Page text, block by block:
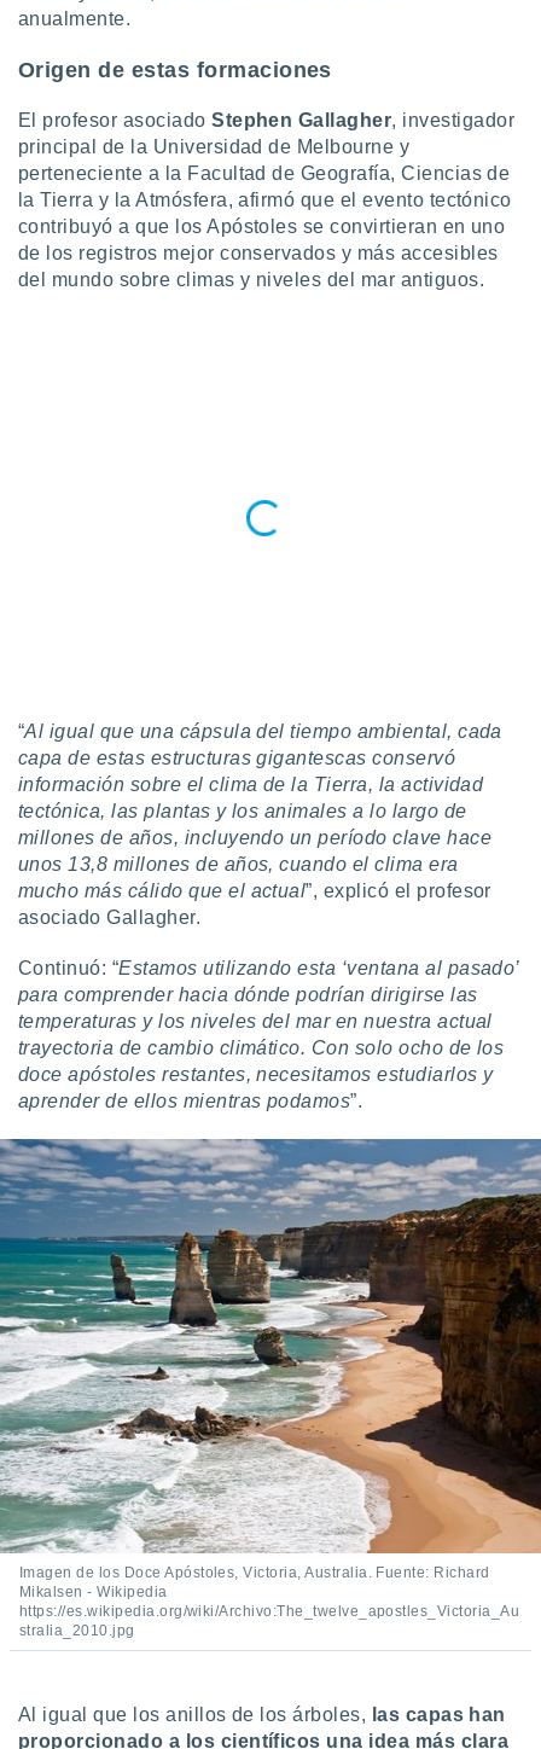
no
Puedes
acceder a
abono
datos
momento
en
en
de
un
o acceder
perfiles
utilizar
crear un
uso de
la
contenido
medir el
de la
el
de
o a través
de
de
uso de
con el
anualmente.
Origen de estas formaciones
El profesor asociadoStephen Gallagher, investigador
principal de la Universidad de Melbourne y
perteneciente a la Facultad de Geografía, Ciencias de
la Tierra y la Atmósfera, afirmó que el evento tectónico
contribuyó a que los Apóstoles se convirtieran en uno
de los registros mejor conservados y más accesibles
del mundo sobre climas y niveles del mar antiguos.
“Al igual que una cápsula del tiempo ambiental, cada
capa de estas estructuras gigantescas conservó
información sobre el clima de la Tierra, la actividad
tectónica, las plantas y los animales a lo largo de
millones de años, incluyendo un período clave hace
unos 13,8 millones de años, cuando el clima era
mucho más cálido que el actual”, explicó el profesor
asociado Gallagher.
Continuó: “Estamos utilizando esta ‘ventana al pasado’
para comprender hacia dónde podrían dirigirse las
temperaturas y los niveles del mar en nuestra actual
trayectoria de cambio climático. Con solo ocho de los
doce apóstoles restantes, necesitamos estudiarlos y
aprender de ellos mientras podamos”.
Imagen de los Doce Apóstoles, Victoria, Australia. Fuente: Richard
Mikalsen - Wikipedia
https://es.wikipedia.org/wiki/Archivo:The_twelve_apostles_Victoria_Au
stralia_2010.jpg
Al igual que los anillos de los árboles, las capas han
proporcionado a los científicos una idea más clara